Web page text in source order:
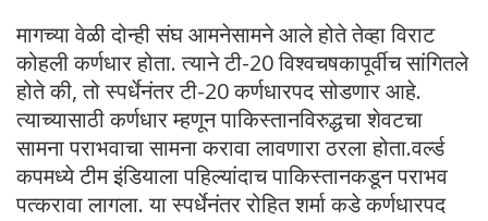
मागच्या वेळी दोन्ही संघ आमनेसामने आले होते तेव्हा विराट
कोहली कर्णधार होता. त्याने टी-20 विश्वचषकापूर्वीच सांगितले
होते की, तो स्पर्धेनंतर टी-20 कर्णधारपद सोडणार आहे.
त्याच्यासाठी कर्णधार म्हणून पाकिस्तानविरुद्धचा शेवटचा
सामना पराभवाचा सामना करावा लावणारा ठरला होता.वर्ल्ड
कपमध्ये टीम इंडियाला पहिल्यांदाच पाकिस्तानकडून पराभव
पत्करावा लागला. या स्पर्धेनंतर रोहित शर्मा कडे कर्णधारपद